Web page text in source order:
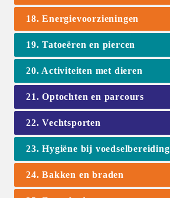
18. Energievoorzieningen
19. Tatoeëren en piercen
20. Activiteiten met dieren
21. Optochten en parcours
22. Vechtsporten
23. Hygiëne bij voedselbereiding
24. Bakken en braden